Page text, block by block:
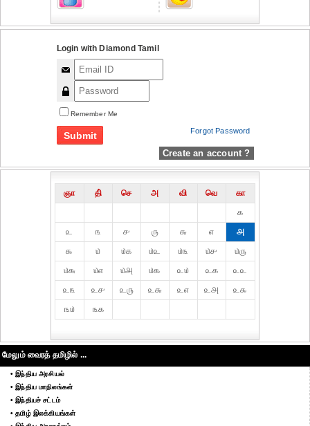
Login with Diamond Tamil
Remember Me
Forgot Password
Create an account ?
ஞா தி் செ அ வி வெ
கா
௧
௨
௩ ௪ ௫ ௬ ௭
௮
௯
௰ ௰௧ ௰௨ ௰௩ ௰௪
௰௫
௰௬
௰௭ ௰௮ ௰௯ ௨௰ ௨௧
௨௨
௨௩
௨௪ ௨௫ ௨௬ ௨௭ ௨௮
௨௯
௩௰
௩௧
மேலும் வைரத் தமிழில் ...
• இந்திய அரசியல்
• இந்திய மாநிலங்கள்
• இந்தியச் சட்டம்
• தமிழ் இலக்கியங்கள்